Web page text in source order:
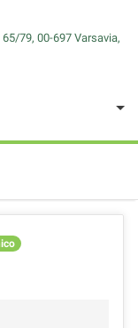
79, 00-697 Varsavia,